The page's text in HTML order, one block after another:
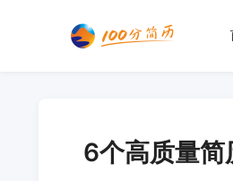
6个高质量